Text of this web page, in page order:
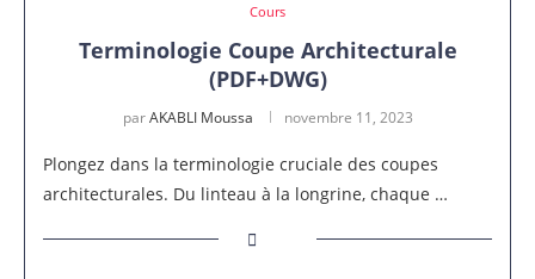
Cours
Terminologie Coupe Architecturale
(PDF+DWG)
parAKABLI Moussa novembre 11, 2023
Plongez dans la terminologie cruciale des coupes
architecturales. Du linteau à la longrine, chaque …